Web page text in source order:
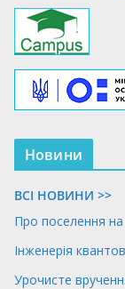
Новини
ВСІ НОВИНИ >>
Про поселення
Інженерія
Урочисте